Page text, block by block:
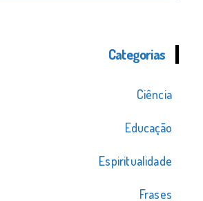
Categorias
Ciência
Educação
Espiritualidade
Frases